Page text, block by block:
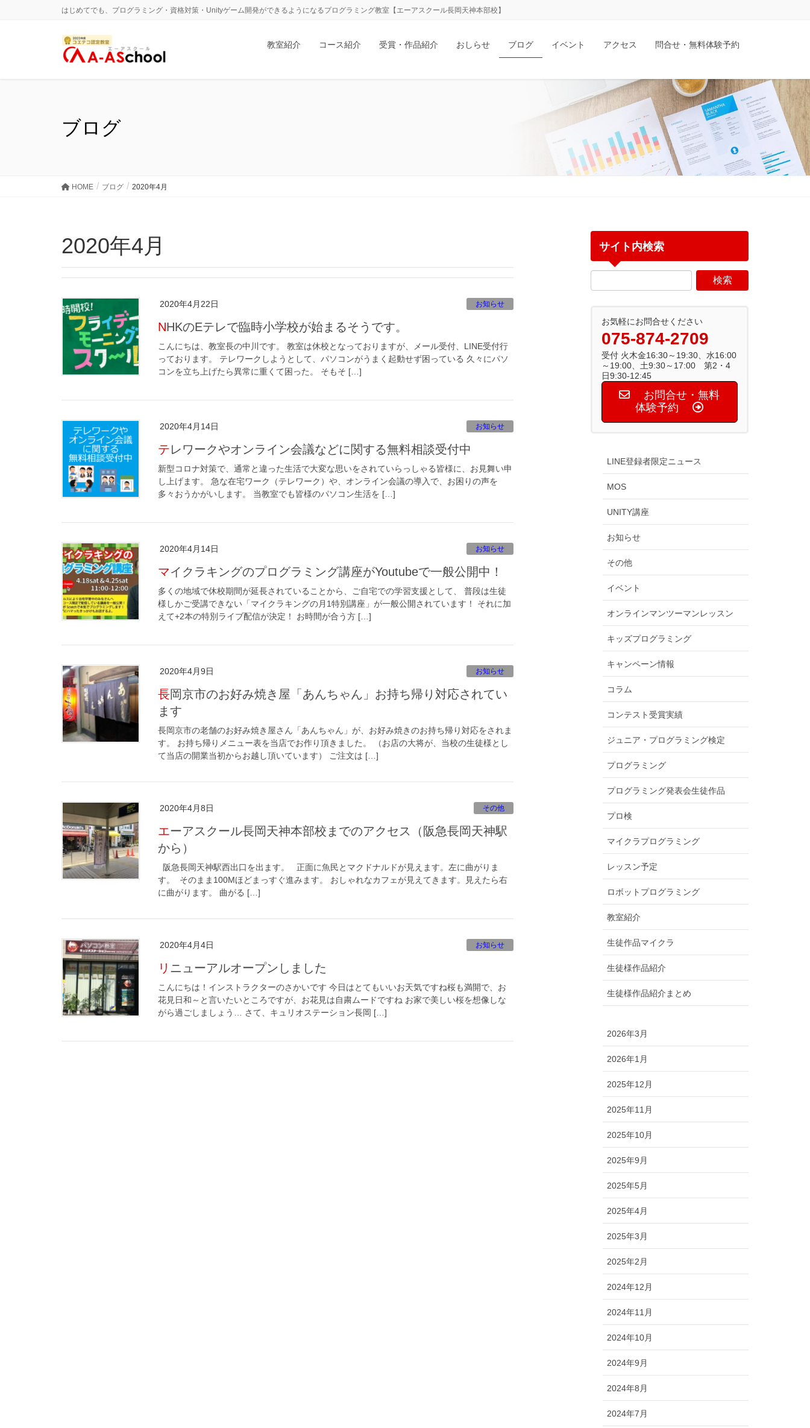
はじめてでも、プログラミング・資格対策・Unityゲーム開発ができるようになるプログラミング教室【エーアスクール長岡天神本部校】
教室紹介 コース紹介 受賞・作品紹介 おしらせ ブログ イベント アクセス 問合せ・無料体験予約
ブログ
HOME ブログ 2020年4月
2020年4月
2020年4月22日 お知らせ
NHKのEテレで臨時小学校が始まるそうです。
こんにちは、教室長の中川です。 教室は休校となっておりますが、メール受付、LINE受付行
っております。 テレワークしようとして、パソコンがうまく起動せず困っている 久々にパソ
コンを立ち上げたら異常に重くて困った。 そもそ […]
2020年4月14日 お知らせ
テレワークやオンライン会議などに関する無料相談受付中
新型コロナ対策で、通常と違った生活で大変な思いをされていらっしゃる皆様に、お見舞い申
し上げます。 急な在宅ワーク（テレワーク）や、オンライン会議の導入で、お困りの声を
多々おうかがいします。 当教室でも皆様のパソコン生活を […]
2020年4月14日 お知らせ
マイクラキングのプログラミング講座がYoutubeで一般公開中！
多くの地域で休校期間が延長されていることから、ご自宅での学習支援として、 普段は生徒
様しかご受講できない「マイクラキングの月1特別講座」が一般公開されています！ それに加
えて+2本の特別ライブ配信が決定！ お時間が合う方 […]
2020年4月9日 お知らせ
長岡京市のお好み焼き屋「あんちゃん」お持ち帰り対応されてい
ます
長岡京市の老舗のお好み焼き屋さん「あんちゃん」が、お好み焼きのお持ち帰り対応をされま
す。 お持ち帰りメニュー表を当店でお作り頂きました。 （お店の大将が、当校の生徒様とし
て当店の開業当初からお越し頂いています） ご注文は […]
2020年4月8日 その他
エーアスクール長岡天神本部校までのアクセス（阪急長岡天神駅
から）
阪急長岡天神駅西出口を出ます。 正面に魚民とマクドナルドが見えます。左に曲がりま
す。 そのまま100Mほどまっすぐ進みます。 おしゃれなカフェが見えてきます。見えたら右
に曲がります。 曲がる […]
2020年4月4日 お知らせ
リニューアルオープンしました
こんにちは！インストラクターのさかいです 今日はとてもいいお天気ですね桜も満開で、お
花見日和～と言いたいところですが、お花見は自粛ムードですね お家で美しい桜を想像しな
がら過ごしましょう… さて、キュリオステーション長岡 […]
サイト内検索
お気軽にお問合せください
075-874-2709
受付 火木金16:30～19:30、水16:00
～19:00、土9:30～17:00 第2・4
日9:30-12:45
お問合せ・無料
体験予約
LINE登録者限定ニュース
MOS
UNITY講座
お知らせ
その他
イベント
オンラインマンツーマンレッスン
キッズプログラミング
キャンペーン情報
コラム
コンテスト受賞実績
ジュニア・プログラミング検定
プログラミング
プログラミング発表会生徒作品
プロ検
マイクラプログラミング
レッスン予定
ロボットプログラミング
教室紹介
生徒作品マイクラ
生徒様作品紹介
生徒様作品紹介まとめ
2026年3月
2026年1月
2025年12月
2025年11月
2025年10月
2025年9月
2025年5月
2025年4月
2025年3月
2025年2月
2024年12月
2024年11月
2024年10月
2024年9月
2024年8月
2024年7月